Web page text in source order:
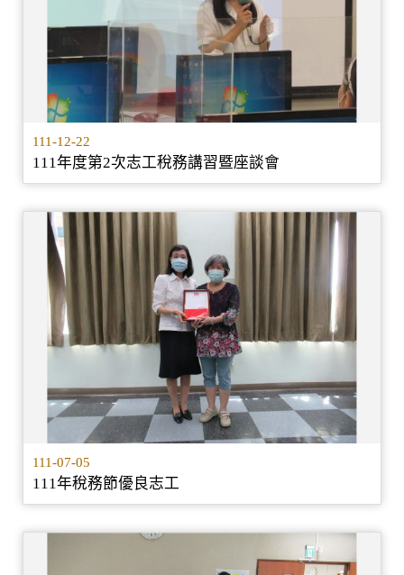
111-12-22
111年度第2次志工稅務講習暨座談會
111-07-05
111年稅務節優良志工